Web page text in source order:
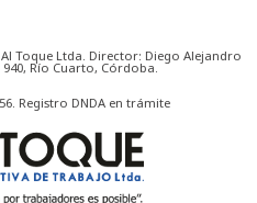
Toque Ltda. Director: Diego Alejandro
Río Cuarto, Córdoba.
Registro DNDA en trámite